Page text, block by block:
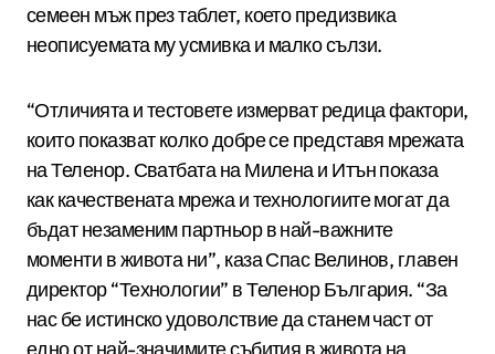
семеен мъж през таблет, което предизвика
неописуемата му усмивка и малко сълзи.
“Отличията и тестовете измерват редица фактори,
които показват колко добре се представя мрежата
на Теленор. Сватбата на Милена и Итън показа
как качествената мрежа и технологиите могат да
бъдат незаменим партньор в най-важните
моменти в живота ни”, каза Спас Велинов, главен
директор “Технологии” в Теленор България. “За
нас бе истинско удоволствие да станем част от
едно от най-значимите събития в живота на